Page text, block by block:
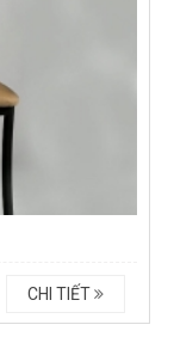
CHI TIẾT